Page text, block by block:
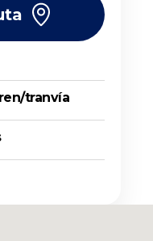
tranvía